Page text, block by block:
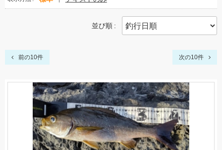
並び順
前の10件 次の10件